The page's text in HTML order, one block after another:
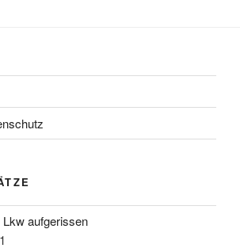
aufgerissen